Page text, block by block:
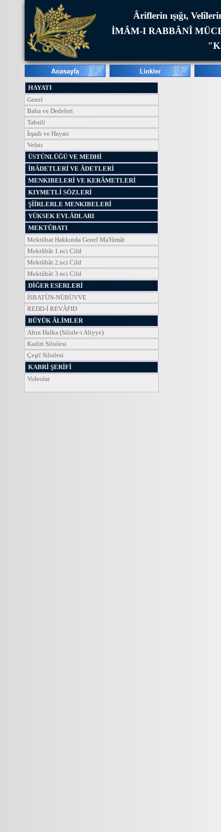
Âriflerin ışığı,
İMÂM-I RABBÂNÎ
HAYATI
Genel
Baba ve Dedeleri
Tahsili
İrşadı ve Hayatı
Vefatı
ÜSTÜNLÜĞÜ VE MEDHİ
İBÂDETLERİ VE ÂDETLERİ
MENKIBELERİ VE KERÂMETLERİ
KIYMETLİ SÖZLERİ
ŞİİRLERLE MENKIBELERİ
YÜKSEK EVLÂDLARI
MEKTÛBATI
Mektûbat Hakkında Genel Ma'lûmât
Mektûbât 1.nci Cild
Mektûbât 2.nci Cild
Mektûbât 3.nci Cild
DİĞER ESERLERİ
İSBATÜN-NÜBÜVVE
REDD-İ REVÂFID
BÜYÜK ÂLİMLER
Altın Halka (Silsile-i Aliyye)
Kadiri Silsilesi
Çeştî Silsilesi
KABRİ ŞERİFİ
Videolar